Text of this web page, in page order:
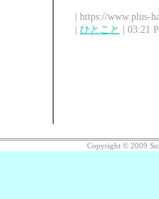
| https://www.plus-
| ひとこと | 03:21
Copyright © 2009